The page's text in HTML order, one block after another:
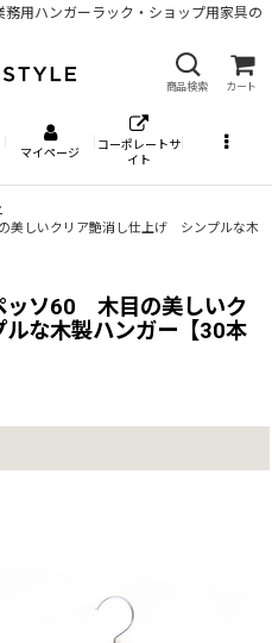
用ハンガーラック・ショップ用家具の
商品検索 カート
マイページ
コーポレートサ
イト
美しいクリア艶消し仕上げ シンプルな木
ッソ60 木目の美しいク
な木製ハンガー【30本